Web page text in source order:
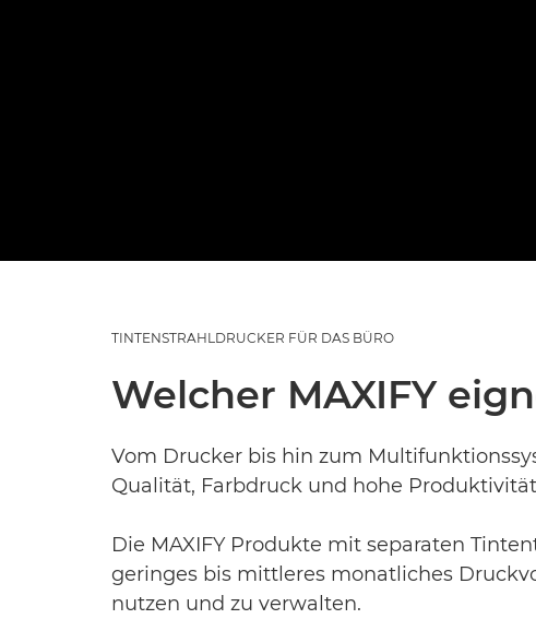
TINTENSTRAHLDRUCKER FÜR DAS BÜRO
Welcher MAXIFY
Vom Drucker bis hin zum
Qualität, Farbdruck und hohe
Die MAXIFY Produkte mit separaten
geringes bis mittleres monatliches
nutzen und zu verwalten.